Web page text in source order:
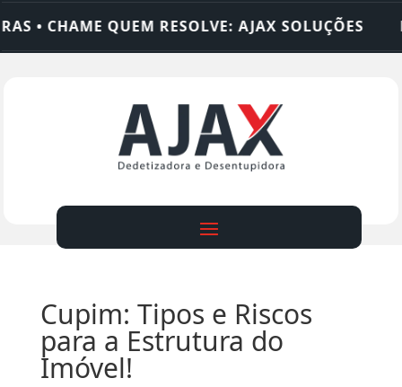
QUEM RESOLVE: AJAX SOLUÇÕES
Cupim: Tipos e Riscos
para a Estrutura do
Imóvel!